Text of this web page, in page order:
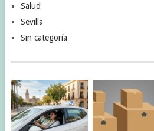
Salud
Sevilla
Sin categoría